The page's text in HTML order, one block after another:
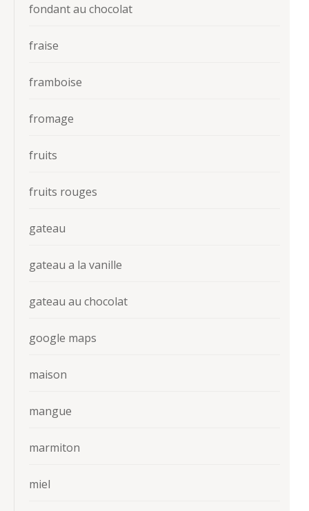
fondant au chocolat
fraise
framboise
fromage
fruits
fruits rouges
gateau
gateau a la vanille
gateau au chocolat
google maps
maison
mangue
marmiton
miel